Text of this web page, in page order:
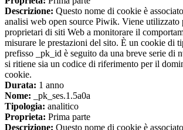
Descrizione: Questo nome di cookie è
analisi web open source Piwik. Viene utilizzato
proprietari di siti Web a monitorare il
misurare le prestazioni del sito. È un cookie di
prefisso _pk_id è seguito da una breve serie di
si ritiene sia un codice di riferimento per il
cookie.
Durata: 1 anno
Nome: _pk_ses.1.5a0a
Tipologia: analitico
Proprieta: Prima parte
Descrizione: Questo nome di cookie è